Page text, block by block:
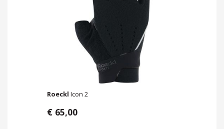
Roeckl Icon 2
€ 65,00